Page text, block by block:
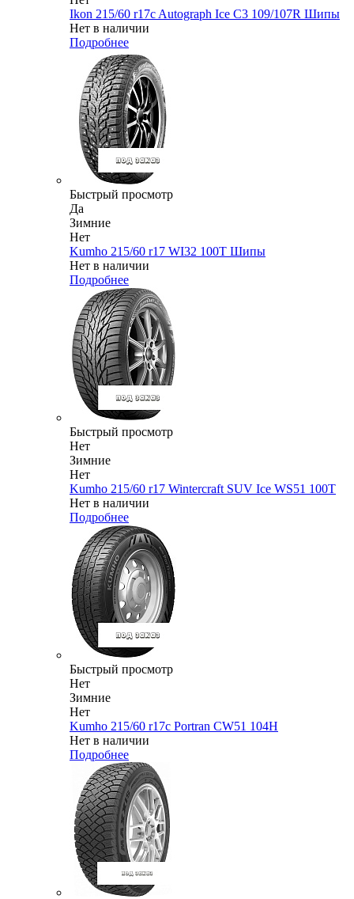
Ikon 215/60 r17c Autograph Ice C3 109/107R Шипы
Нет в наличии
Подробнее
Быстрый просмотр
Да
Зимние
Нет
Kumho 215/60 r17 WI32 100T Шипы
Нет в наличии
Подробнее
Быстрый просмотр
Нет
Зимние
Нет
Kumho 215/60 r17 Wintercraft SUV Ice WS51 100T
Нет в наличии
Подробнее
Быстрый просмотр
Нет
Зимние
Нет
Kumho 215/60 r17c Portran CW51 104H
Нет в наличии
Подробнее